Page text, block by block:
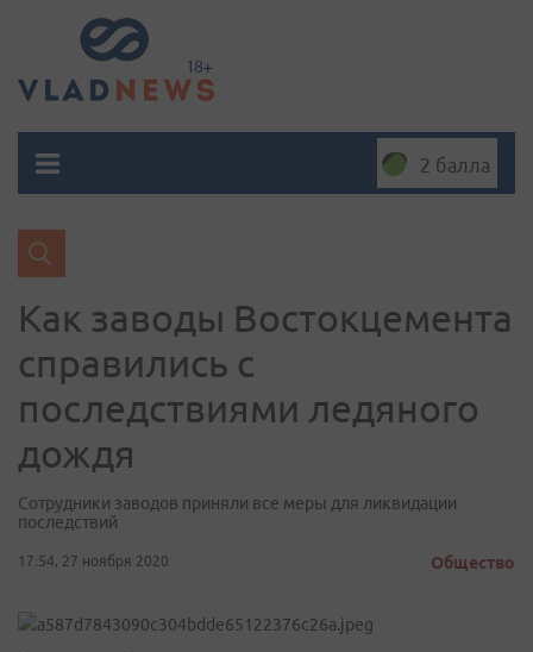
2 балла
Как заводы Востокцемента
справились с
последствиями ледяного
дождя
Сотрудники заводов приняли все меры для ликвидации
последствий
17:54, 27 ноября 2020 Общество